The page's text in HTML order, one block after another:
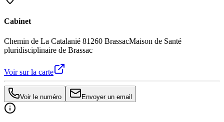
Cabinet
Chemin de La Catalanié 81260 BrassacMaison de Santé
pluridisciplinaire de Brassac
Voir sur la carte
Voir le numéro Envoyer un email